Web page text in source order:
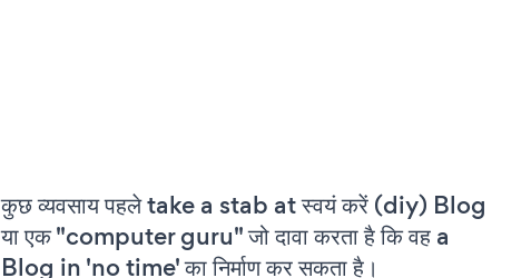
कुछ व्यवसाय पहले take a stab at स्वयं करें (diy) Blog
या एक "computer guru" जो दावा करता है कि वह a
Blog in 'no time' का निर्माण कर सकता है।